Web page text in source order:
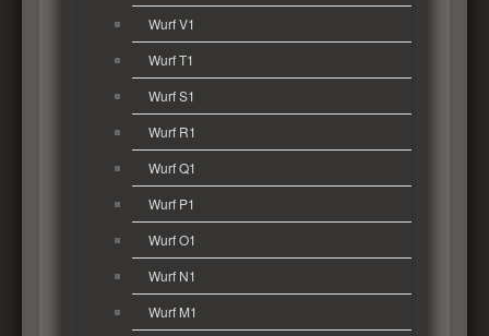
Wurf V1
Wurf T1
Wurf S1
Wurf R1
Wurf Q1
Wurf P1
Wurf O1
Wurf N1
Wurf M1